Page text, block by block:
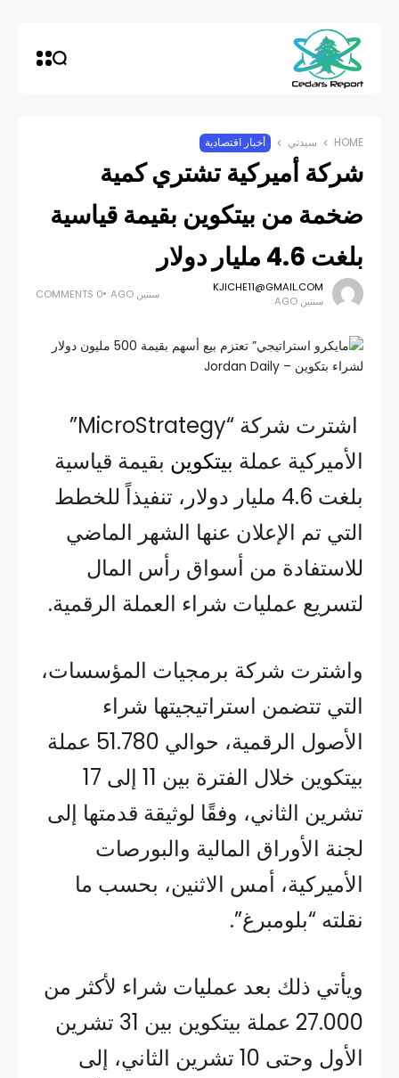
HOME سيدتي أخبار اقتصادية
شركة أميركية تشتري كمية
ضخمة من بيتكوين بقيمة قياسية
بلغت 4.6 مليار دولار
KJICHE11@GMAIL.COM
سنتين AGO
سنتين AGO 0 COMMENTS
اشترت شركة “MicroStrategy”
الأميركية عملة بيتكوين بقيمة قياسية
بلغت 4.6 مليار دولار، تنفيذاً للخطط
التي تم الإعلان عنها الشهر الماضي
للاستفادة من أسواق رأس المال
لتسريع عمليات شراء العملة الرقمية.
واشترت شركة برمجيات المؤسسات،
التي تتضمن استراتيجيتها شراء
الأصول الرقمية، حوالي 51.780 عملة
بيتكوين خلال الفترة بين 11 إلى 17
تشرين الثاني، وفقًا لوثيقة قدمتها إلى
لجنة الأوراق المالية والبورصات
الأميركية، أمس الاثنين، بحسب ما
نقلته “بلومبرغ”.
ويأتي ذلك بعد عمليات شراء لأكثر من
27.000 عملة بيتكوين بين 31 تشرين
الأول وحتى 10 تشرين الثاني، إلى